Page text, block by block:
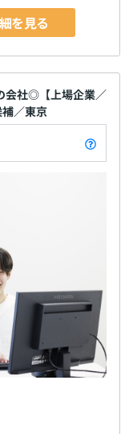
を見る
会社◎【上場企業／
／東京